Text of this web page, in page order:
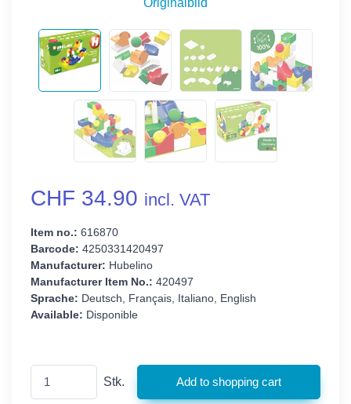
CHF 34.90 incl. VAT
Item no.: 616870
Barcode: 4250331420497
Manufacturer: Hubelino
Manufacturer Item No.: 420497
Sprache: Deutsch, Français, Italiano, English
Available: Disponible
Stk.